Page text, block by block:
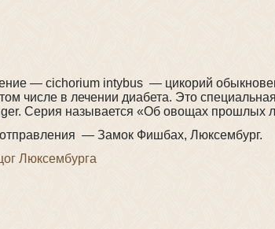
— cichorium intybus — цикорий
числе в лечении диабета. Это
Серия называется «Об овощах прошлых
— Замок Фишбах, Люксембург.